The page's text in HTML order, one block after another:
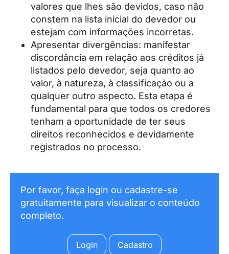
valores que lhes são devidos, caso não
constem na lista inicial do devedor ou
estejam com informações incorretas.
Apresentar divergências: manifestar
discordância em relação aos créditos já
listados pelo devedor, seja quanto ao
valor, à natureza, à classificação ou a
qualquer outro aspecto. Esta etapa é
fundamental para que todos os credores
tenham a oportunidade de ter seus
direitos reconhecidos e devidamente
registrados no processo.
Por favor, faça login ou cadastre-se
gratuitamente para visualizar o conteúdo
completo.
Login Cadastro